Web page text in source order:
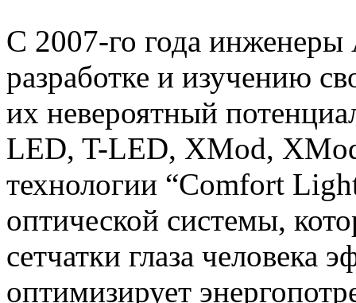
С 2007-го года
разработке и изучению
их невероятный
LED, T-LED, XMod,
технологии “Comfort
оптической системы,
сетчатки глаза человека
оптимизирует